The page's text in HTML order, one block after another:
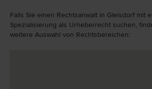
Falls Sie einen Rechtsanwalt in Gleisdorf mit
Spezialisierung als Urheberrecht suchen,
weitere Auswahl von Rechtsbereichen: